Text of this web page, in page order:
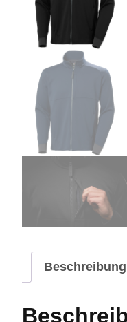
Beschreibung